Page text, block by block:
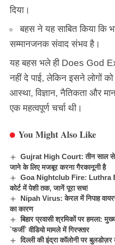
दिया।
बहस ने यह साबित किया कि
सम्मानजनक संवाद संभव है।
यह बहस भले ही Does God
नहीं दे पाई, लेकिन इसने लोगों
आस्था, विज्ञान, नैतिकता और
एक महत्वपूर्ण चर्चा थी।
You Might Also Like
Gujrat High Court: तीन साल से
जाने के लिए मजबूर करना गैरकानूनी है
Goa Nightclub Fire: Luthra
कोर्ट में पेशी तक, जानें पूरा सच!
Nipah Virus: केरल में निपाह
का कारण
बिहार प्रवासी श्रमिकों पर हमला:
`फर्जी` वीडियो मामले में गिरफ्तार
दिल्ली की इंद्रा कॉलोनी पर